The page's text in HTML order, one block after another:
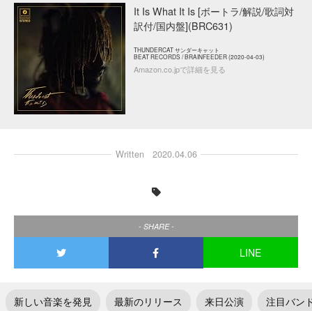
It Is What It Is [ボートラ/解説/歌詞対
訳付/国内盤](BRC631)
THUNDERCAT サンダーキャット
BEAT RECORDS / BRAINFEEDER (2020-04-03)
Amazon.co.jpで詳細を見る
Written 2020.04.06
- SHARE -
LINE
新しい音楽を発見 最新のリリース 来日公演 注目バン